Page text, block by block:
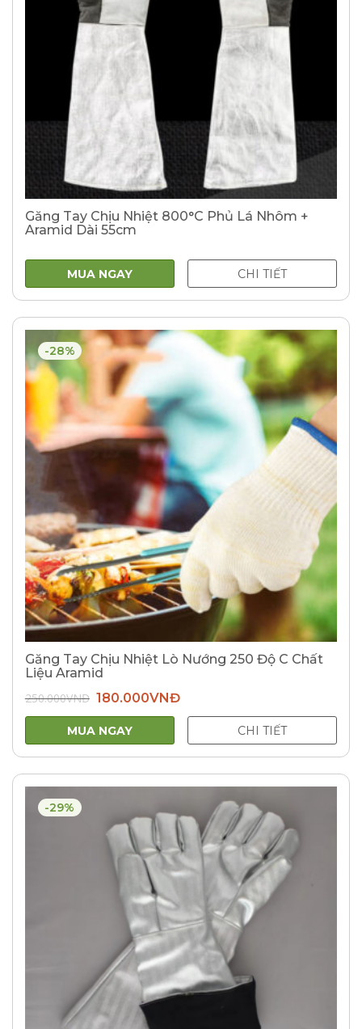
Găng Tay Chịu Nhiệt 800°C Phủ Lá Nhôm +
Aramid Dài 55cm
MUA NGAY CHI TIẾT
-28%
Găng Tay Chịu Nhiệt Lò Nướng 250 Độ C Chất
Liệu Aramid
250.000VNĐ Giá
gốc
là:
250.000VNĐ.
180.000VNĐGiá
tại
180.000VNĐ.
MUA NGAY CHI TIẾT
-29%